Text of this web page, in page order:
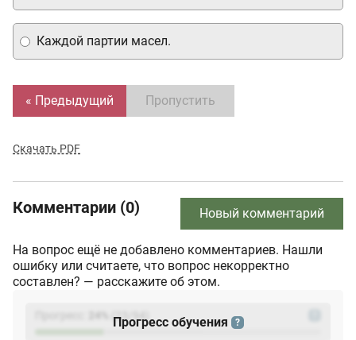
Каждой партии масел.
« Предыдущий Пропустить
Скачать PDF
Комментарии (0) Новый комментарий
На вопрос ещё не добавлено комментариев. Нашли
ошибку или считаете, что вопрос некорректно
составлен? — расскажите об этом.
(23
Прогресс обучения ?